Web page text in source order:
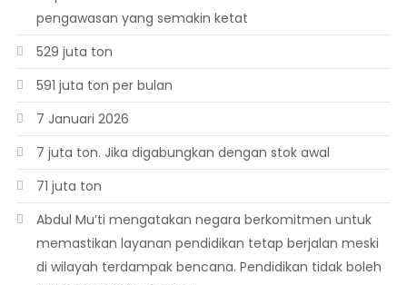
pengawasan yang semakin ketat
529 juta ton
591 juta ton per bulan
7 Januari 2026
7 juta ton. Jika digabungkan dengan stok awal
71 juta ton
Abdul Mu’ti mengatakan negara berkomitmen untuk
memastikan layanan pendidikan tetap berjalan meski
di wilayah terdampak bencana. Pendidikan tidak boleh